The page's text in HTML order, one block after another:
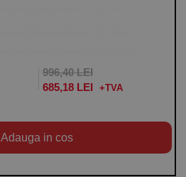
996,40 LEI
685,18 LEI
Adauga in cos